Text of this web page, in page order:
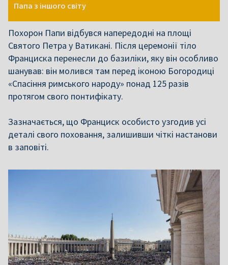
Папа з іншого світу
Похорон Папи відбувся напередодні на площі
Святого Петра у Ватикані. Після церемонії тіло
Франциска перенесли до базиліки, яку він особливо
шанував: він молився там перед іконою Богородиці
«Спасіння римського народу» понад 125 разів
протягом свого понтифікату.
Зазначається, що Франциск особисто узгодив усі
деталі свого поховання, залишивши чіткі настанови
в заповіті.